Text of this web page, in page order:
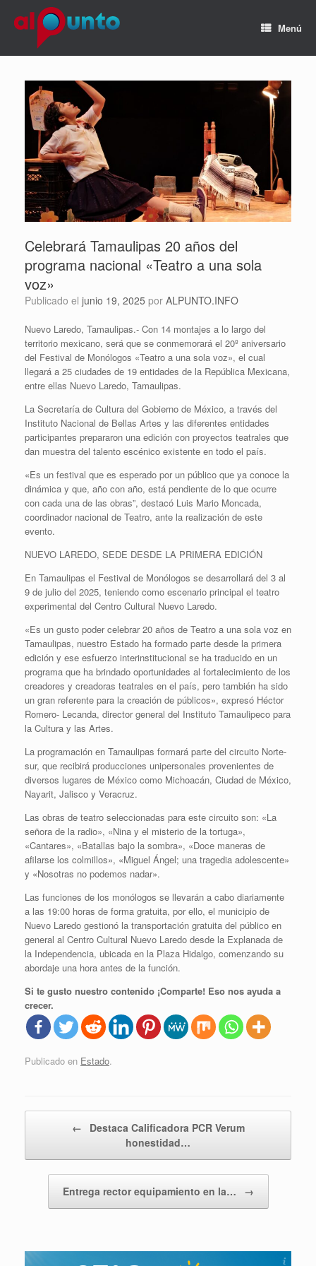
Menú
Celebrará Tamaulipas 20 años del
programa nacional «Teatro a una sola
voz»
Publicado el junio 19, 2025 por ALPUNTO.INFO
Nuevo Laredo, Tamaulipas.- Con 14 montajes a lo largo del
territorio mexicano, será que se conmemorará el 20º aniversario
del Festival de Monólogos «Teatro a una sola voz», el cual
llegará a 25 ciudades de 19 entidades de la República Mexicana,
entre ellas Nuevo Laredo, Tamaulipas.
La Secretaría de Cultura del Gobierno de México, a través del
Instituto Nacional de Bellas Artes y las diferentes entidades
participantes prepararon una edición con proyectos teatrales que
dan muestra del talento escénico existente en todo el país.
«Es un festival que es esperado por un público que ya conoce la
dinámica y que, año con año, está pendiente de lo que ocurre
con cada una de las obras”, destacó Luis Mario Moncada,
coordinador nacional de Teatro, ante la realización de este
evento.
NUEVO LAREDO, SEDE DESDE LA PRIMERA EDICIÓN
En Tamaulipas el Festival de Monólogos se desarrollará del 3 al
9 de julio del 2025, teniendo como escenario principal el teatro
experimental del Centro Cultural Nuevo Laredo.
«Es un gusto poder celebrar 20 años de Teatro a una sola voz en
Tamaulipas, nuestro Estado ha formado parte desde la primera
edición y ese esfuerzo interinstitucional se ha traducido en un
programa que ha brindado oportunidades al fortalecimiento de los
creadores y creadoras teatrales en el país, pero también ha sido
un gran referente para la creación de públicos», expresó Héctor
Romero- Lecanda, director general del Instituto Tamaulipeco para
la Cultura y las Artes.
La programación en Tamaulipas formará parte del circuito Norte-
sur, que recibirá producciones unipersonales provenientes de
diversos lugares de México como Michoacán, Ciudad de México,
Nayarit, Jalisco y Veracruz.
Las obras de teatro seleccionadas para este circuito son: «La
señora de la radio», «Nina y el misterio de la tortuga»,
«Cantares», «Batallas bajo la sombra», «Doce maneras de
afilarse los colmillos», «Miguel Ángel; una tragedia adolescente»
y «Nosotras no podemos nadar».
Las funciones de los monólogos se llevarán a cabo diariamente
a las 19:00 horas de forma gratuita, por ello, el municipio de
Nuevo Laredo gestionó la transportación gratuita del público en
general al Centro Cultural Nuevo Laredo desde la Explanada de
la Independencia, ubicada en la Plaza Hidalgo, comenzando su
abordaje una hora antes de la función.
Si te gusto nuestro contenido ¡Comparte! Eso nos ayuda a
crecer.
Publicado en Estado.
←
Destaca Calificadora PCR Verum
honestidad…
Entrega rector equipamiento en la… →